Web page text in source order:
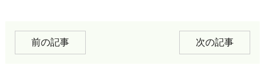
前の記事 次の記事